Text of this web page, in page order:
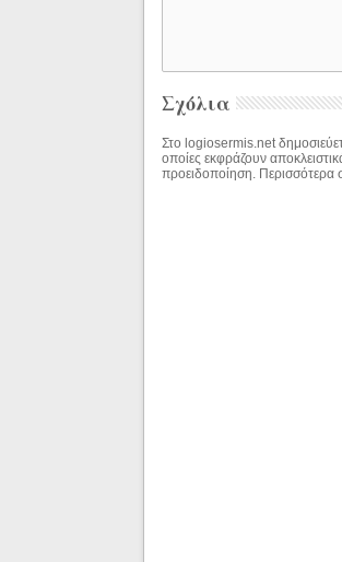
Σχόλια
Στο logiosermis.net
οποίες εκφράζουν
προειδοποίηση. Περισσότερα